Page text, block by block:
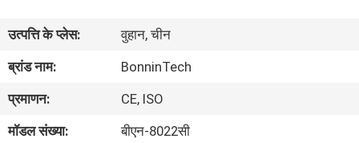
वीडियो
हमारे
उत्पत्ति के प्लेस:
वुहान, चीन
ब्रांड नाम:
BonninTech
प्रमाणन:
CE, ISO
मॉडल संख्या:
बीएन-8022सी